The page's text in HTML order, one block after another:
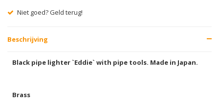
Niet goed? Geld terug!
Beschrijving
Black pipe lighter `Eddie` with pipe tools. Made in Japan.
Brass